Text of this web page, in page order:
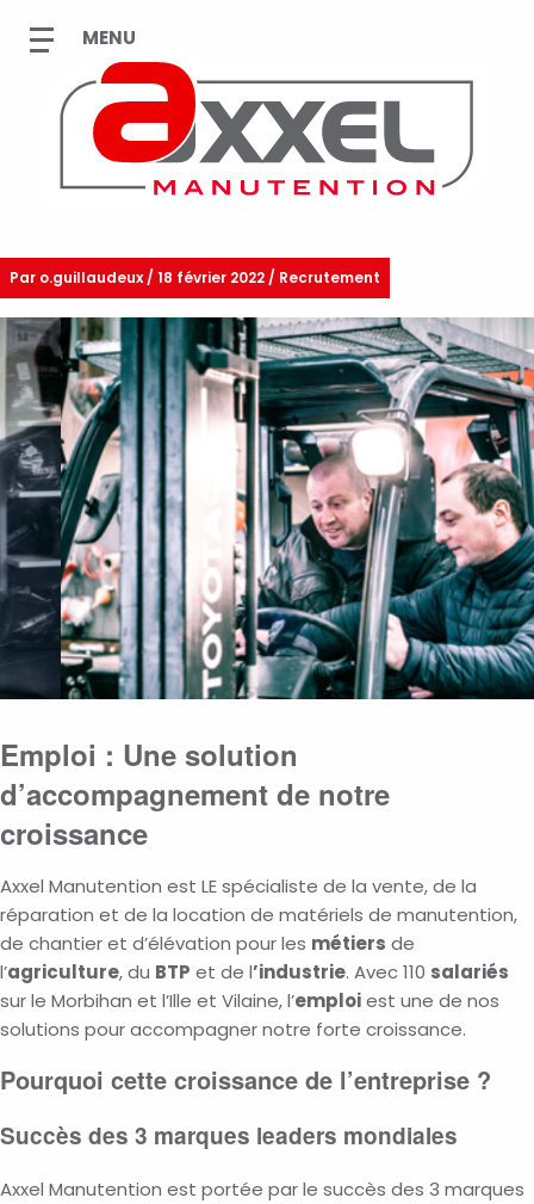
Par o.guillaudeux/ 18 février 2022 / Recrutement
Emploi : Une solution
d’accompagnement de notre
croissance
Axxel Manutention est LE spécialiste de la vente, de la
réparation et de la location de matériels de manutention,
de chantier et d’élévation pour les métiers de
l’agriculture, du BTP et de l’industrie. Avec 110 salariés
sur le Morbihan et l’Ille et Vilaine, l’emploiest une de nos
solutions pour accompagner notre forte croissance.
Pourquoi cette croissance de l’entreprise ?
Succès des 3 marques leaders mondiales
Axxel Manutention est portée par le succès des 3 marques